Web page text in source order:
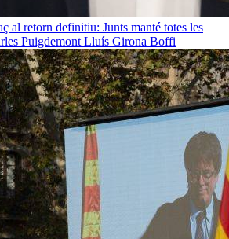
al retorn definitiu: Junts manté totes les
Puigdemont Lluís Girona Boffi